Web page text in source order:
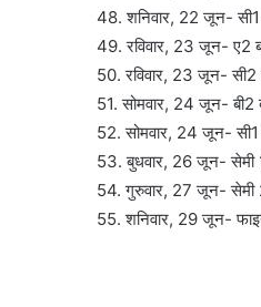
48. शनिवार, 22 जून-
49. रविवार, 23 जून- ए2
50. रविवार, 23 जून- सी2
51. सोमवार, 24 जून- बी2
52. सोमवार, 24 जून-
53. बुधवार, 26 जून- सेमी
54. गुरुवार, 27 जून- सेमी
55. शनिवार, 29 जून-